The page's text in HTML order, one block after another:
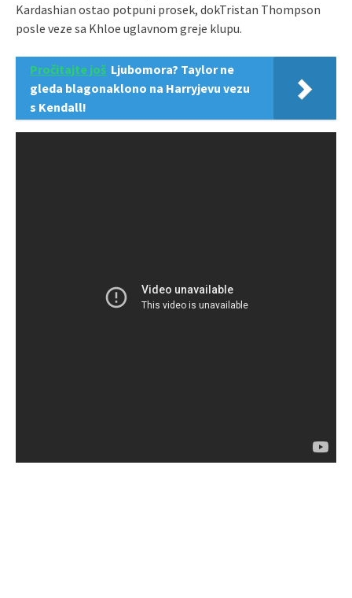
Kardashian ostao potpuni prosek, dokTristan Thompson
posle veze sa Khloe uglavnom greje klupu.
Pročitajte još Ljubomora? Taylor ne
gleda blagonaklono na Harryjevu vezu
s Kendall!